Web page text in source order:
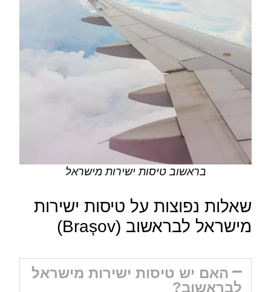
בראשוב טיסות ישירות מישראל
שאלות נפוצות על טיסות ישירות
מישראל לבראשוב (Brașov)
האם יש טיסות ישירות מישראל
לבראשוב?